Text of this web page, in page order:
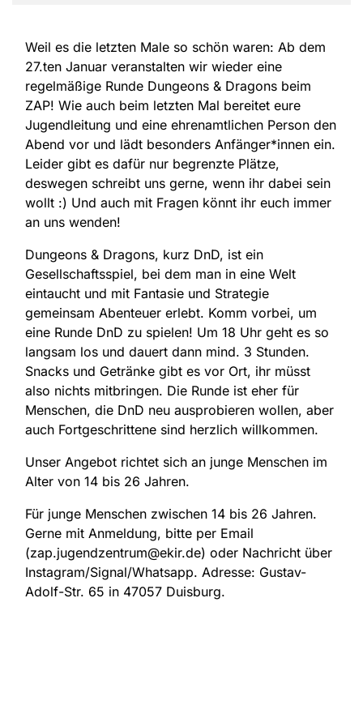
Weil es die letzten Male so schön waren: Ab dem
27.ten Januar veranstalten wir wieder eine
regelmäßige Runde Dungeons & Dragons beim
ZAP! Wie auch beim letzten Mal bereitet eure
Jugendleitung und eine ehrenamtlichen Person den
Abend vor und lädt besonders Anfänger*innen ein.
Leider gibt es dafür nur begrenzte Plätze,
deswegen schreibt uns gerne, wenn ihr dabei sein
wollt :) Und auch mit Fragen könnt ihr euch immer
an uns wenden!
Dungeons & Dragons, kurz DnD, ist ein
Gesellschaftsspiel, bei dem man in eine Welt
eintaucht und mit Fantasie und Strategie
gemeinsam Abenteuer erlebt. Komm vorbei, um
eine Runde DnD zu spielen! Um 18 Uhr geht es so
langsam los und dauert dann mind. 3 Stunden.
Snacks und Getränke gibt es vor Ort, ihr müsst
also nichts mitbringen. Die Runde ist eher für
Menschen, die DnD neu ausprobieren wollen, aber
auch Fortgeschrittene sind herzlich willkommen.
Unser Angebot richtet sich an junge Menschen im
Alter von 14 bis 26 Jahren.
Für junge Menschen zwischen 14 bis 26 Jahren.
Gerne mit Anmeldung, bitte per Email
(zap.jugendzentrum@ekir.de) oder Nachricht über
Instagram/Signal/Whatsapp. Adresse: Gustav-
Adolf-Str. 65 in 47057 Duisburg.